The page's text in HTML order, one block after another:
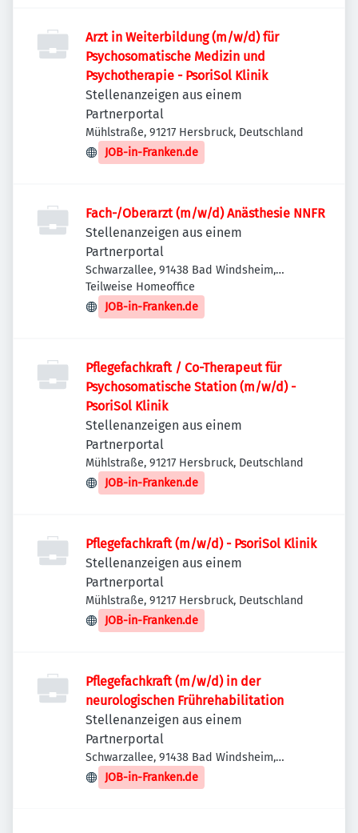
Arzt in Weiterbildung (m/w/d) für
Psychosomatische Medizin und
Psychotherapie - PsoriSol Klinik
Stellenanzeigen aus einem
Partnerportal
Mühlstraße, 91217 Hersbruck, Deutschland
JOB-in-Franken.de
Fach-/Oberarzt (m/w/d) Anästhesie NNFR
Stellenanzeigen aus einem
Partnerportal
Schwarzallee, 91438 Bad Windsheim,
Deutschland
Teilweise Homeoffice
JOB-in-Franken.de
Pflegefachkraft / Co-Therapeut für
Psychosomatische Station (m/w/d) -
PsoriSol Klinik
Stellenanzeigen aus einem
Partnerportal
Mühlstraße, 91217 Hersbruck, Deutschland
JOB-in-Franken.de
Pflegefachkraft (m/w/d) - PsoriSol Klinik
Stellenanzeigen aus einem
Partnerportal
Mühlstraße, 91217 Hersbruck, Deutschland
JOB-in-Franken.de
Pflegefachkraft (m/w/d) in der
neurologischen Frührehabilitation
Stellenanzeigen aus einem
Partnerportal
Schwarzallee, 91438 Bad Windsheim,
Deutschland
JOB-in-Franken.de